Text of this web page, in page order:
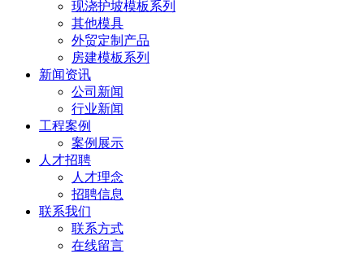
现浇护坡模板系列
其他模具
外贸定制产品
房建模板系列
新闻资讯
公司新闻
行业新闻
工程案例
案例展示
人才招聘
人才理念
招聘信息
联系我们
联系方式
在线留言